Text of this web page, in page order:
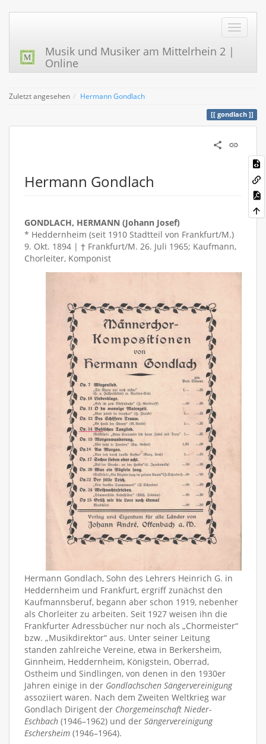
Musik und Musiker am Mittelrhein 2 |
Online
Zuletzt angesehen Hermann Gondlach
gondlach
Hermann Gondlach
GONDLACH, HERMANN (Johann Josef)
* Heddernheim (seit 1910 Stadtteil von Frankfurt/M.)
9. Okt. 1894 | † Frankfurt/M. 26. Juli 1965; Kaufmann,
Chorleiter, Komponist
Hermann Gondlach, Sohn des Lehrers Heinrich G. in
Heddernheim und Frankfurt, ergriff zunächst den
Kaufmannsberuf, begann aber schon 1919, nebenher
als Chorleiter zu arbeiten. Seit 1927 weisen ihn die
Frankfurter Adressbücher nur noch als „Chormeister“
bzw. „Musikdirektor“ aus. Unter seiner Leitung
standen zahlreiche Vereine, etwa in Berkersheim,
Ginnheim, Heddernheim, Königstein, Oberrad,
Ostheim und Sindlingen, von denen in den 1930er
Jahren einige in der Gondlachschen Sängervereinigung
assoziiert waren. Nach dem Zweiten Weltkrieg war
Gondlach Dirigent der Chorgemeinschaft Nieder-
Eschbach (1946–1962) und der Sängervereinigung
Eschersheim (1946–1964).